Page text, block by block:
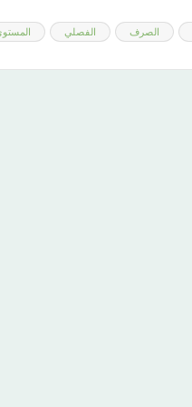
الصرف الفصلي